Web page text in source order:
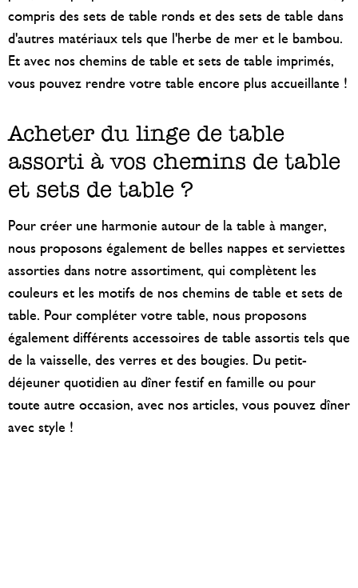
compris des sets de table ronds et des sets de table dans
d'autres matériaux tels que l'herbe de mer et le bambou.
Et avec nos chemins de table et sets de table imprimés,
vous pouvez rendre votre table encore plus accueillante !
Acheter du linge de table
assorti à vos chemins de table
et sets de table ?
Pour créer une harmonie autour de la table à manger,
nous proposons également de belles nappes et serviettes
assorties dans notre assortiment, qui complètent les
couleurs et les motifs de nos chemins de table et sets de
table. Pour compléter votre table, nous proposons
également différents accessoires de table assortis tels que
de la vaisselle, des verres et des bougies. Du petit-
déjeuner quotidien au dîner festif en famille ou pour
toute autre occasion, avec nos articles, vous pouvez dîner
avec style !